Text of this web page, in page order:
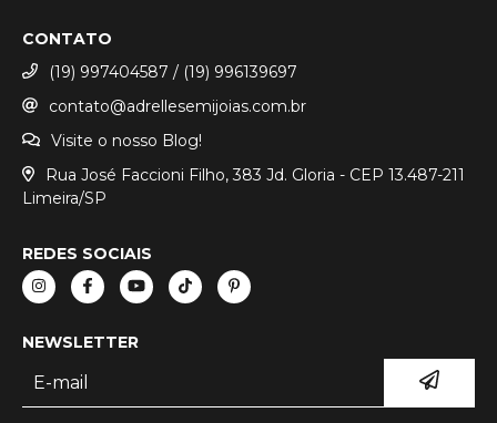
CONTATO
(19) 997404587 / (19) 996139697
contato@adrellesemijoias.com.br
Visite o nosso Blog!
Rua José Faccioni Filho, 383 Jd. Gloria - CEP 13.487-211
Limeira/SP
REDES SOCIAIS
NEWSLETTER